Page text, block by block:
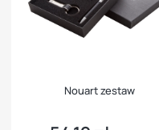
Nouart zestaw